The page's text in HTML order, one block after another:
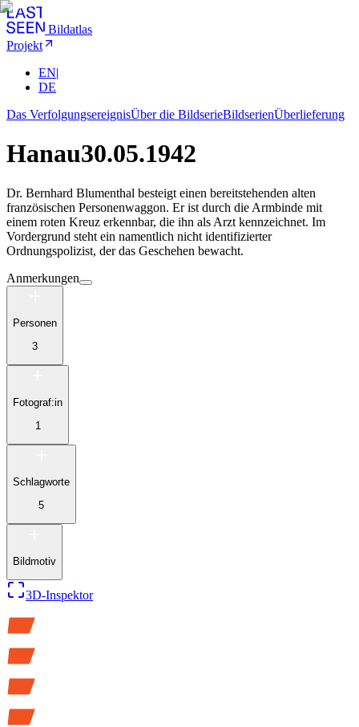
Bildatlas
Projekt
EN|
DE
Das VerfolgungsereignisÜber die BildserieBildserienÜberlieferung
Hanau30.05.1942
Dr. Bernhard Blumenthal besteigt einen bereitstehenden alten
französischen Personenwaggon. Er ist durch die Armbinde mit
einem roten Kreuz erkennbar, die ihn als Arzt kennzeichnet. Im
Vordergrund steht ein namentlich nicht identifizierter
Ordnungspolizist, der das Geschehen bewacht.
Anmerkungen
Personen
3
Fotograf:in
1
Schlagworte
5
Bildmotiv
3D-Inspektor